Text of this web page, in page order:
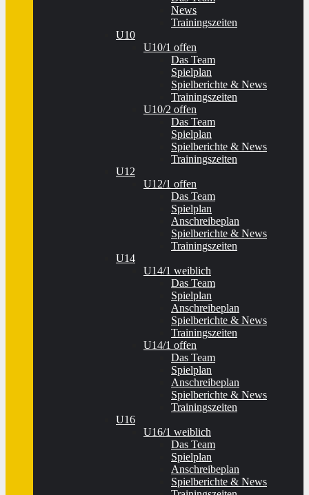
News
Trainingszeiten
U10
U10/1 offen
Das Team
Spielplan
Spielberichte & News
Trainingszeiten
U10/2 offen
Das Team
Spielplan
Spielberichte & News
Trainingszeiten
U12
U12/1 offen
Das Team
Spielplan
Anschreibeplan
Spielberichte & News
Trainingszeiten
U14
U14/1 weiblich
Das Team
Spielplan
Anschreibeplan
Spielberichte & News
Trainingszeiten
U14/1 offen
Das Team
Spielplan
Anschreibeplan
Spielberichte & News
Trainingszeiten
U16
U16/1 weiblich
Das Team
Spielplan
Anschreibeplan
Spielberichte & News